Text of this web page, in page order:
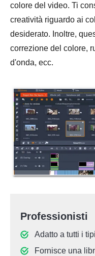
colore del video. Ti
creatività riguardo ai
desiderato. Inoltre,
correzione del colore,
d'onda, ecc.
Professionisti
Adatto a tutti i
Fornisce una